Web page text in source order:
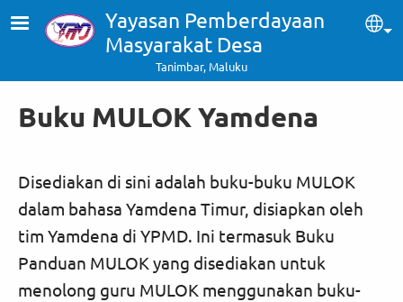
Skip to main contentYayasan Pemberdayaan
Masyarakat Desa
Tanimbar, Maluku
Buku MULOK Yamdena
Disediakan di sini adalah buku-buku MULOK
dalam bahasa Yamdena Timur, disiapkan oleh
tim Yamdena di YPMD. Ini termasuk Buku
Panduan MULOK yang disediakan untuk
menolong guru MULOK menggunakan buku-